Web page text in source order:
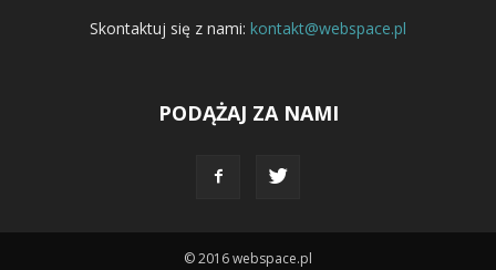
Skontaktuj się z nami: kontakt@webspace.pl
PODĄŻAJ ZA NAMI
© 2016 webspace.pl